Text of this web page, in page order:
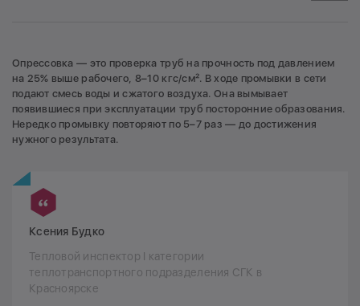
Опрессовка — это проверка труб на прочность под давлением
на 25% выше рабочего, 8–10 кгс/см². В ходе промывки в сети
подают смесь воды и сжатого воздуха. Она вымывает
появившиеся при эксплуатации труб посторонние образования.
Нередко промывку повторяют по 5–7 раз — до достижения
нужного результата.
Ксения Будко
Тепловой инспектор I категории
теплотранспортного подразделения СГК в
Красноярске